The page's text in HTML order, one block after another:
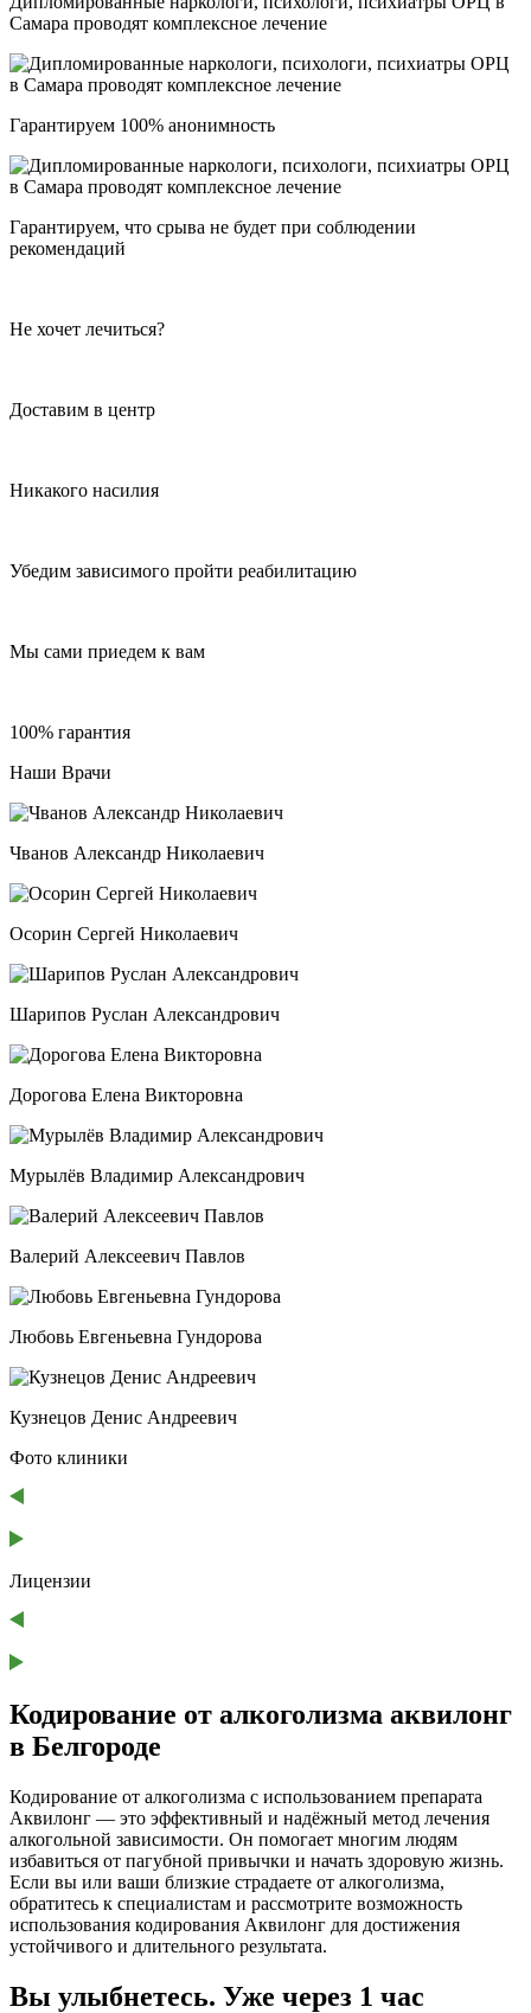
Самара проводят комплексное лечение
Гарантируем 100% анонимность
Гарантируем, что срыва не будет при соблюдении
рекомендаций
Не хочет лечиться?
Доставим в центр
Никакого насилия
Убедим зависимого пройти реабилитацию
Мы сами приедем к вам
100% гарантия
Наши Врачи
Чванов Александр Николаевич
Осорин Сергей Николаевич
Шарипов Руслан Александрович
Дорогова Елена Викторовна
Мурылёв Владимир Александрович
Валерий Алексеевич Павлов
Любовь Евгеньевна Гундорова
Кузнецов Денис Андреевич
Фото клиники
Лицензии
Кодирование от алкоголизма аквилонг
в Белгороде
Кодирование от алкоголизма с использованием препарата
Аквилонг — это эффективный и надёжный метод лечения
алкогольной зависимости. Он помогает многим людям
избавиться от пагубной привычки и начать здоровую жизнь.
Если вы или ваши близкие страдаете от алкоголизма,
обратитесь к специалистам и рассмотрите возможность
использования кодирования Аквилонг для достижения
устойчивого и длительного результата.
Вы улыбнетесь. Уже через 1 час